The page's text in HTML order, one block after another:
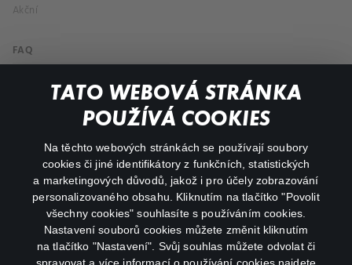
TATO WEBOVÁ STRÁNKA
POUŽÍVÁ COOKIES
Na těchto webových stránkách se používají soubory
cookies či jiné identifikátory z funkčních, statistických
a marketingových důvodů, jakož i pro účely zobrazování
personalizovaného obsahu. Kliknutím na tlačítko "Povolit
všechny cookies" souhlasíte s používáním cookies.
Nastavení souborů cookies můžete změnit kliknutím
na tlačítko "Nastavení". Svůj souhlas můžete odvolat či
Akční
FAQ
Můj účet
Důležité odkazy
facebookinstagram
youtube